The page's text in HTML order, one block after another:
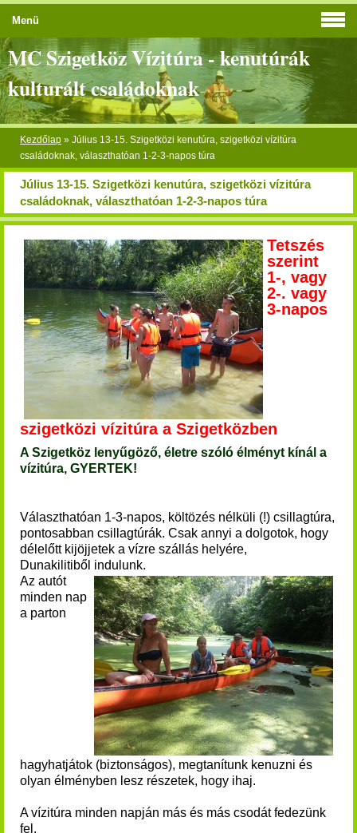
MC Szigetköz Vízitúra - kenutúrák
kulturált családoknak
Kezdőlap » Július 13-15. Szigetközi kenutúra, szigetközi vízitúra
családoknak, választhatóan 1-2-3-napos túra
Július 13-15. Szigetközi kenutúra, szigetközi vízitúra
családoknak, választhatóan 1-2-3-napos túra
Tetszés
szerint
1-, vagy
2-. vagy
3-napos
szigetközi vízitúra a Szigetközben
A Szigetköz lenyűgöző, életre szóló élményt kínál a
vízitúra, GYERTEK!
Választhatóan 1-3-napos, költözés nélküli (!) csillagtúra,
pontosabban csillagtúrák. Csak annyi a dolgotok, hogy
délelőtt kijöjjetek a vízre szállás helyére,
Dunakilitiből indulunk.
Az autót
minden nap
a parton
hagyhatjátok (biztonságos), megtanítunk kenuzni és
olyan élményben lesz részetek, hogy ihaj.
A vízitúra minden napján más és más csodát fedezünk
fel.
Menü